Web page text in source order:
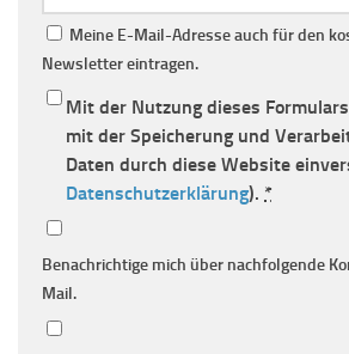
Meine E-Mail-Adresse auch für den
Newsletter eintragen.
Mit der Nutzung dieses
mit der Speicherung und
Daten durch diese Website
Datenschutzerklärung). *
Benachrichtige mich über nachfolgende
Mail.